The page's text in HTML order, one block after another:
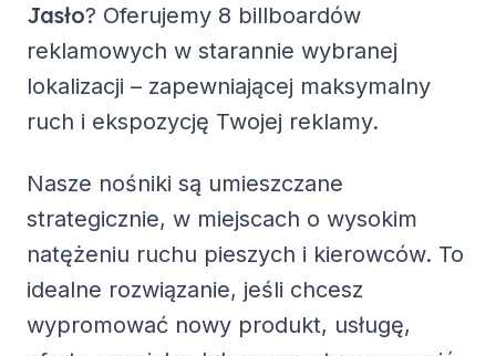
Jasło? Oferujemy 8 billboardów
reklamowych w starannie wybranej
lokalizacji – zapewniającej maksymalny
ruch i ekspozycję Twojej reklamy.
Nasze nośniki są umieszczane
strategicznie, w miejscach o wysokim
natężeniu ruchu pieszych i kierowców. To
idealne rozwiązanie, jeśli chcesz
wypromować nowy produkt, usługę,